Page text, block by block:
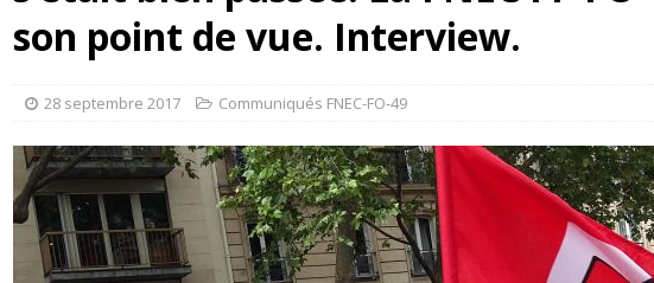
son point de vue. Interview.
28 septembre 2017 Communiqués FNEC-FO-49